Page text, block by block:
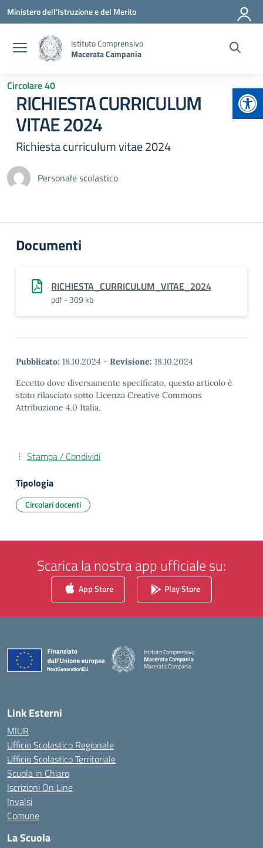
Vai ai contenuti
Vai al menu di navigazione
Vai al footer
Ministero dell'Istruzione e del Merito
Istituto Comprensivo
Macerata Campania
Circolare 40
RICHIESTA CURRICULUM
VITAE 2024
Richiesta curriculum vitae 2024
Personale scolastico
Documenti
RICHIESTA_CURRICULUM_VITAE_2024
pdf - 309 kb
Pubblicato: 18.10.2024 - Revisione: 18.10.2024
Eccetto dove diversamente specificato, questo articolo è
stato rilasciato sotto Licenza Creative Commons
Attribuzione 4.0 Italia.
Stampa / Condividi
Tipologia
Circolari docenti
Scarica la nostra app ufficiale su:
App Store Play Store
Istituto Comprensivo
Macerata Campania
Macerata Campania
— Visita la pagina iniziale della scuola
Link Esterni
MIUR
Ufficio Scolastico Regionale
Ufficio Scolastico Territoriale
Scuola in Chiaro
Iscrizioni On Line
Invalsi
Comune
La Scuola